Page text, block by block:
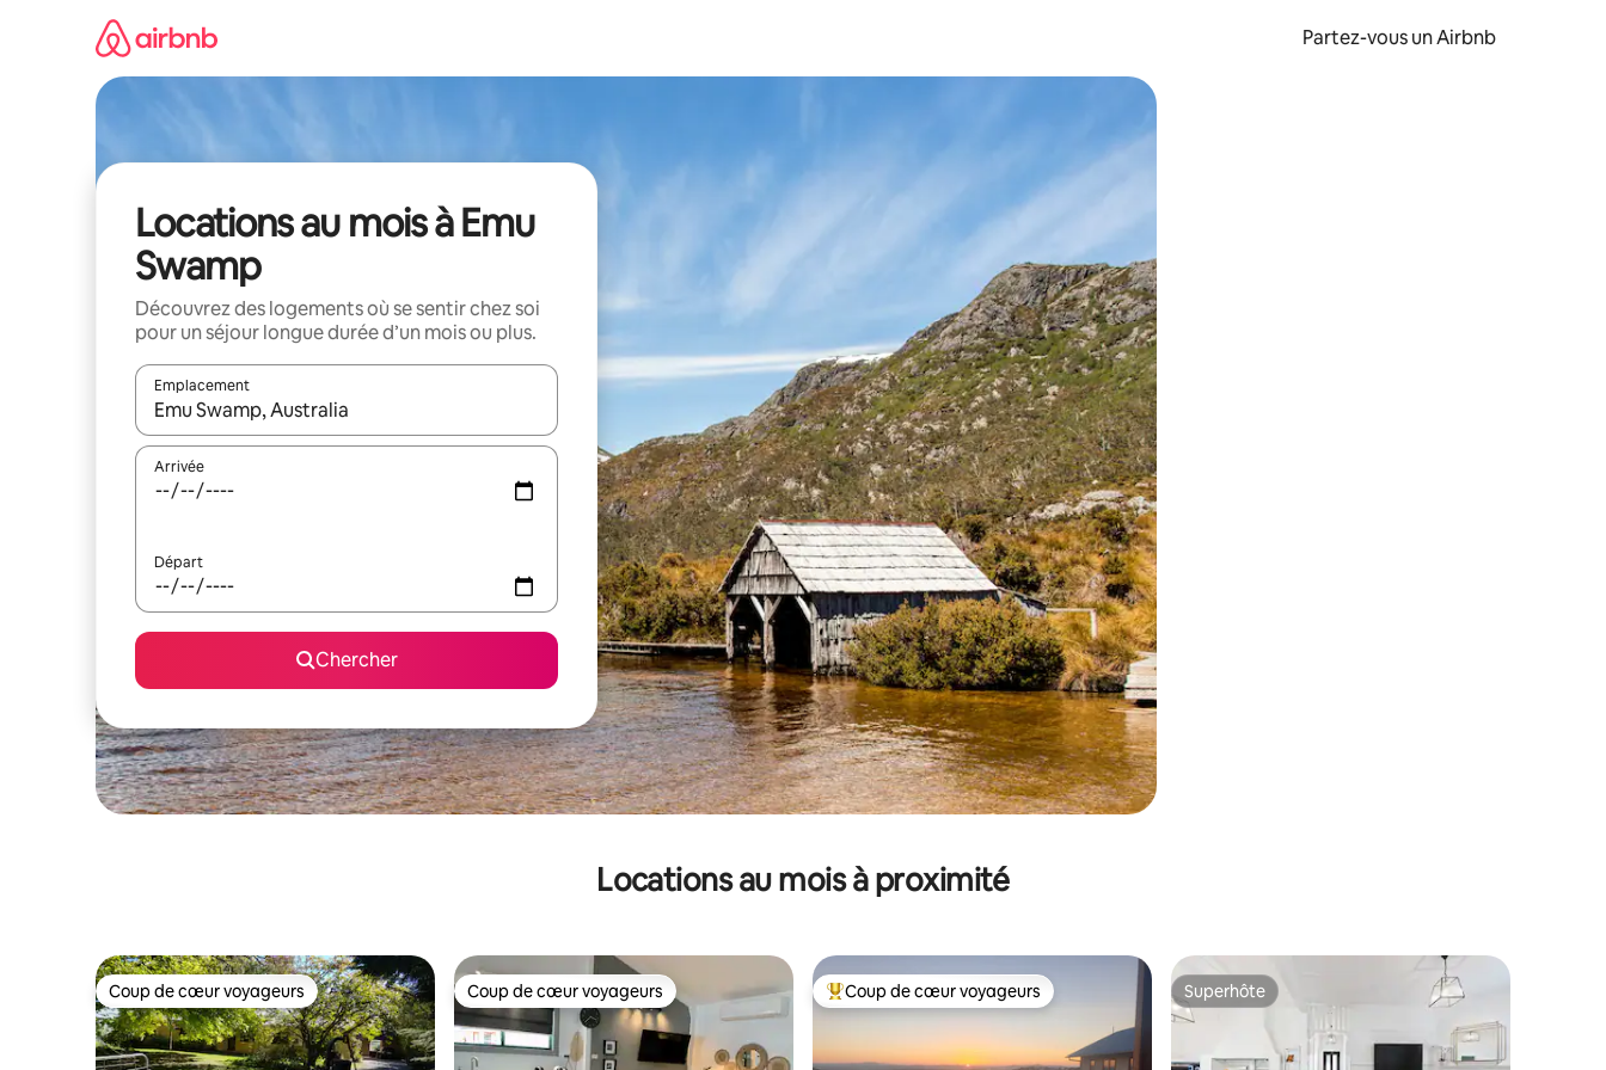
Partez-vous un Airbnb
Locations au mois à Emu
Swamp
Découvrez des logements où se sentir chez soi
pour un séjour longue durée d’un mois ou plus.
Emplacement
Quand les résultats sont affichés, parcourez-les en utilisant les flèches vers le haut et vers le bas, ou en appuyant dessus et en les faisant glisser.
Arrivée
Départ
Chercher
Locations au mois à proximité
Coup de cœur voyageurs
Coup de cœur voyageurs Coup de cœur voyageurs
Coup de cœur voyageurs Coup de cœur voyageurs parmi les plus aimés
Coup de cœur voyageurs Superhôte
Superhôte